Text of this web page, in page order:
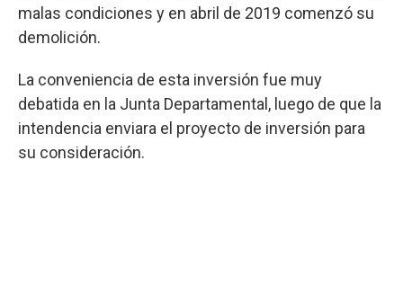
malas condiciones y en abril de 2019 comenzó su
demolición.
La conveniencia de esta inversión fue muy
debatida en la Junta Departamental, luego de que la
intendencia enviara el proyecto de inversión para
su consideración.